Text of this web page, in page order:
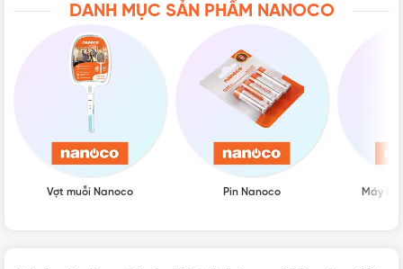
Ngoại hình của Hộp âm đôi Nanoco NA102
DANH MỤC SẢN PHẨM NANOCO
Vợt muỗi Nanoco Pin Nanoco Máy